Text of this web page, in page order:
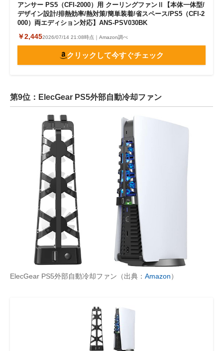
アンサー PS5（CFI-2000）用 クーリングファンⅡ【本体一体型/
デザイン設計/排熱効率/熱対策/簡単装着/省スペース/PS5（CFI-2
000）両エディション対応】ANS-PSV030BK
￥2,4452026/07/14 21:08時点｜Amazon調べ
クリックして今すぐチェック
第9位：ElecGear PS5外部自動冷却ファン
ElecGear PS5外部自動冷却ファン（出典： Amazon）